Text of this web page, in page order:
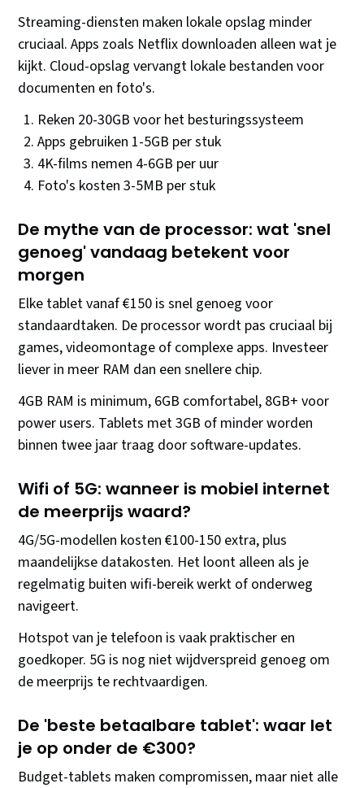
Streaming-diensten maken lokale opslag minder
cruciaal. Apps zoals Netflix downloaden alleen wat je
kijkt. Cloud-opslag vervangt lokale bestanden voor
documenten en foto's.
Reken 20-30GB voor het besturingssysteem
Apps gebruiken 1-5GB per stuk
4K-films nemen 4-6GB per uur
Foto's kosten 3-5MB per stuk
De mythe van de processor: wat 'snel
genoeg' vandaag betekent voor
morgen
Elke tablet vanaf €150 is snel genoeg voor
standaardtaken. De processor wordt pas cruciaal bij
games, videomontage of complexe apps. Investeer
liever in meer RAM dan een snellere chip.
4GB RAM is minimum, 6GB comfortabel, 8GB+ voor
power users. Tablets met 3GB of minder worden
binnen twee jaar traag door software-updates.
Wifi of 5G: wanneer is mobiel internet
de meerprijs waard?
4G/5G-modellen kosten €100-150 extra, plus
maandelijkse datakosten. Het loont alleen als je
regelmatig buiten wifi-bereik werkt of onderweg
navigeert.
Hotspot van je telefoon is vaak praktischer en
goedkoper. 5G is nog niet wijdverspreid genoeg om
de meerprijs te rechtvaardigen.
De 'beste betaalbare tablet': waar let
je op onder de €300?
Budget-tablets maken compromissen, maar niet alle